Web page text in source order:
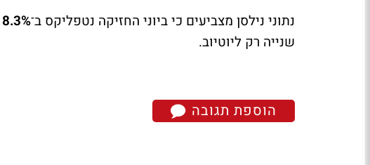
נתוני נילסן מצביעים כי ביוני החזיקה נטפליקס ב־8.3% מנתח הצפייה בארה״ב
שנייה רק ליוטיוב.
הוספת תגובה